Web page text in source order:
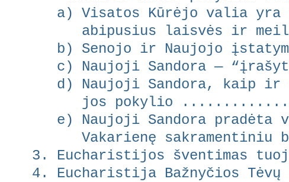
a) Visatos Kūrėjo valia yra
abipusius laisvės ir
b) Senojo ir Naujojo
c) Naujoji Sandora —
d) Naujoji Sandora, kaip ir
jos pokylio
e) Naujoji Sandora pradėta
Vakarienę
3. Eucharistijos šventimas
4. Eucharistija Bažnyčios